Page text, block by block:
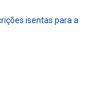
isentas para a